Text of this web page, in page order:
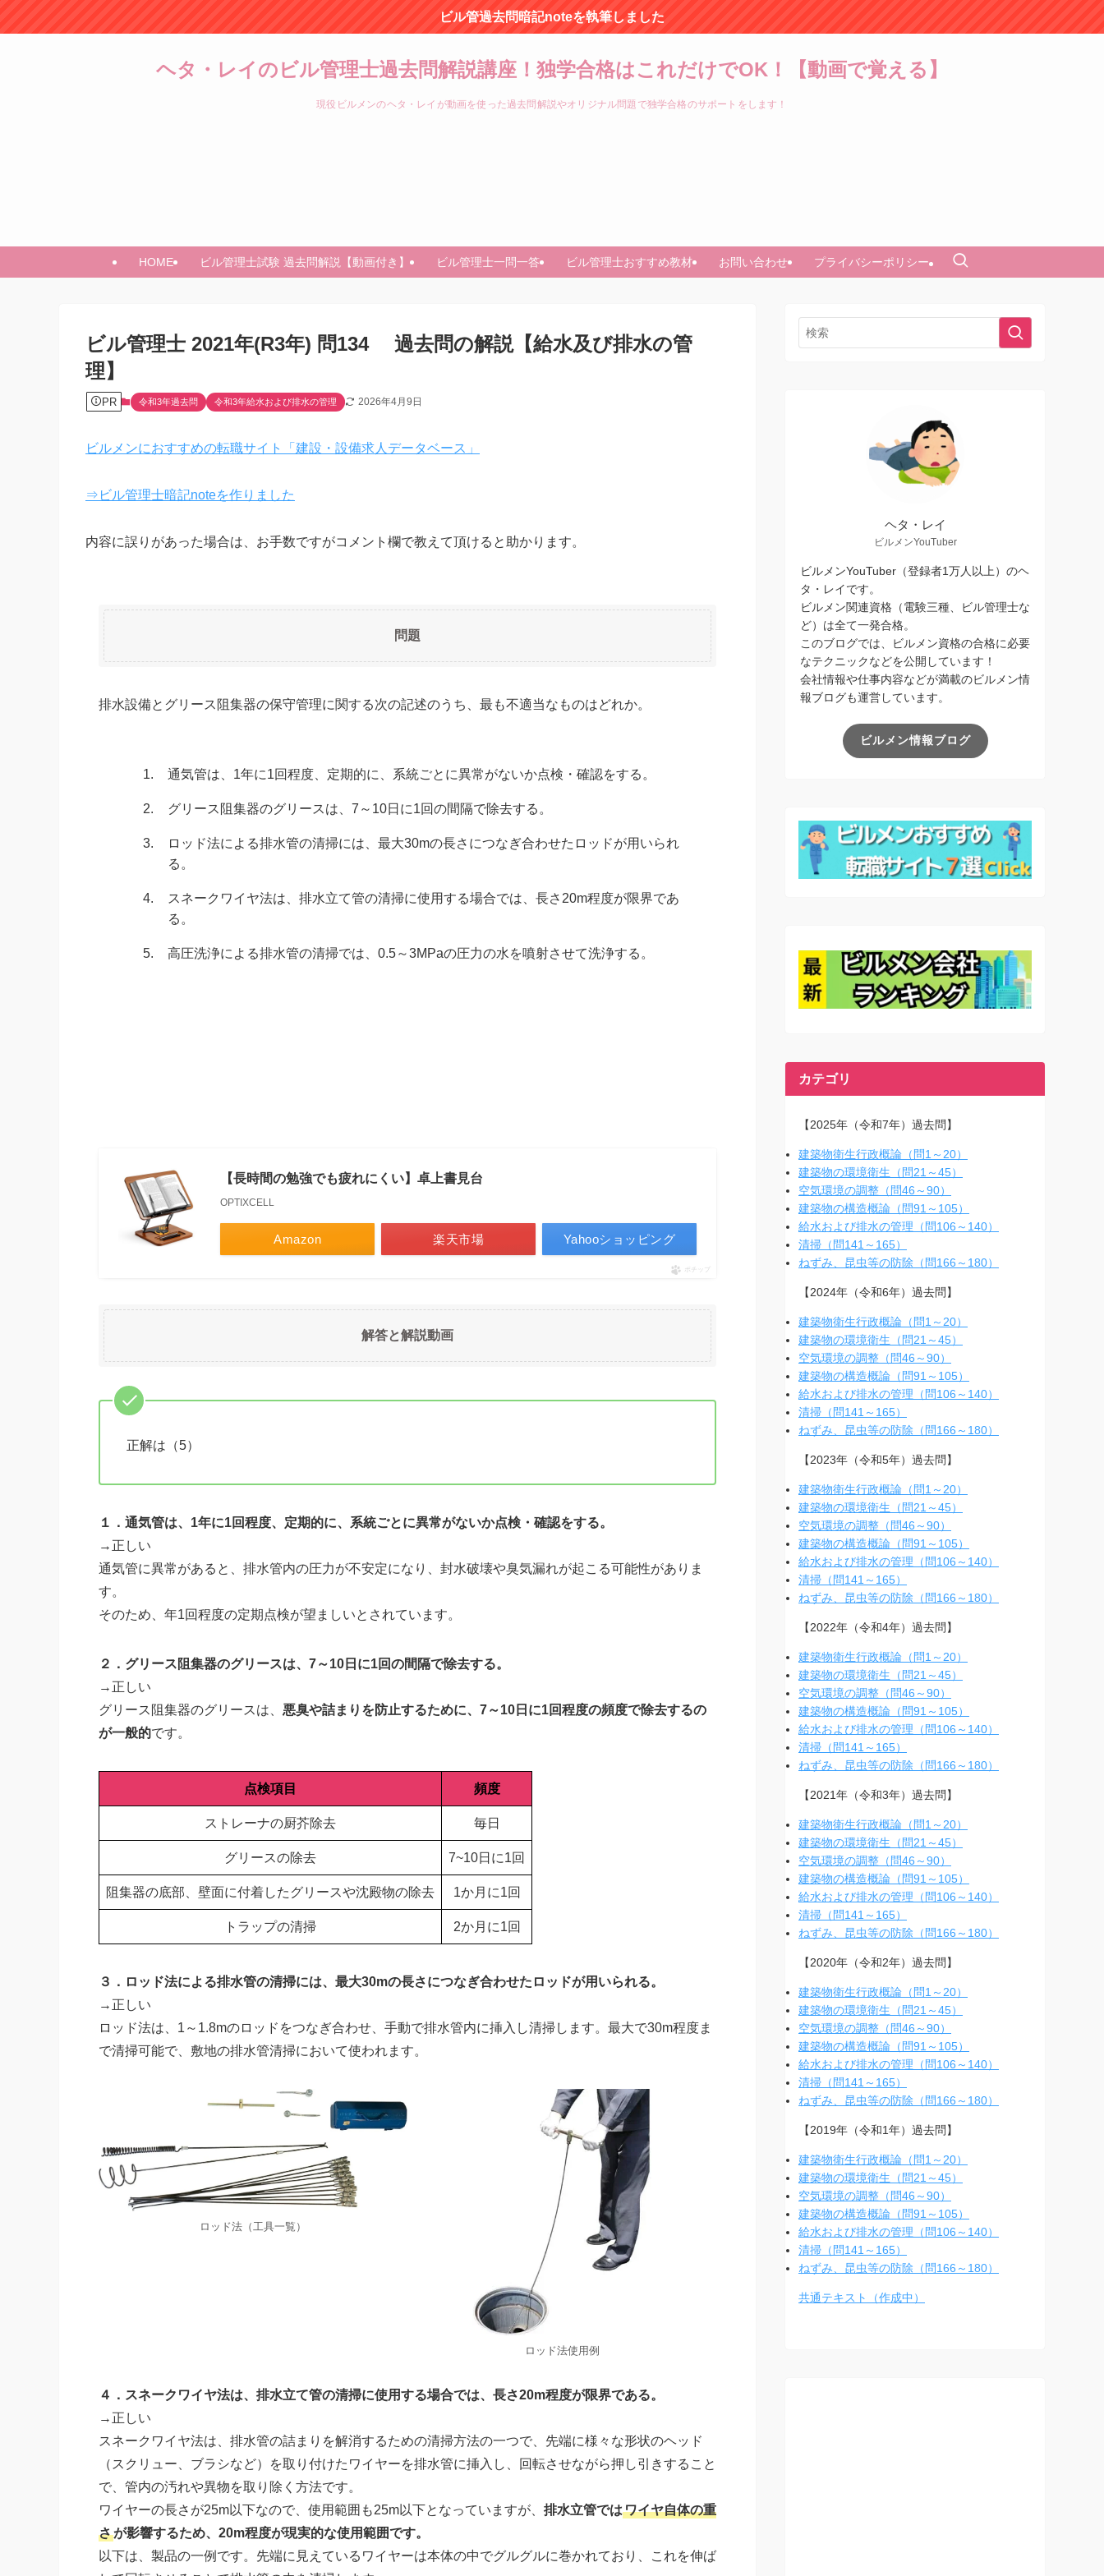
ビル管過去問暗記noteを執筆しました
ヘタ・レイのビル管理士過去問解説講座！独学合格はこれだけでOK！【動画で覚える】
現役ビルメンのヘタ・レイが動画を使った過去問解説やオリジナル問題で独学合格のサポートをします！
HOME ビル管理士試験 過去問解説【動画付き】 ビル管理士一問一答 ビル管理士おすすめ教材 お問い合わせ プライバシーポリシー
ビル管理士 2021年(R3年) 問134 過去問の解説【給水及び排水の管
理】
PR 令和3年過去問 令和3年給水および排水の管理 2026年4月9日
ビルメンにおすすめの転職サイト「建設・設備求人データベース」
⇒ビル管理士暗記noteを作りました
内容に誤りがあった場合は、お手数ですがコメント欄で教えて頂けると助かります。
問題
排水設備とグリース阻集器の保守管理に関する次の記述のうち、最も不適当なものはどれか。
1. 通気管は、1年に1回程度、定期的に、系統ごとに異常がないか点検・確認をする。
2. グリース阻集器のグリースは、7～10日に1回の間隔で除去する。
3.
ロッド法による排水管の清掃には、最大30mの長さにつなぎ合わせたロッドが用いられ
る。
4.
スネークワイヤ法は、排水立て管の清掃に使用する場合では、長さ20m程度が限界であ
る。
5. 高圧洗浄による排水管の清掃では、0.5～3MPaの圧力の水を噴射させて洗浄する。
【長時間の勉強でも疲れにくい】卓上書見台
OPTIXCELL
Amazon 楽天市場 Yahooショッピング
ポチップ
解答と解説動画
正解は（5）
１．通気管は、1年に1回程度、定期的に、系統ごとに異常がないか点検・確認をする。
→正しい
通気管に異常があると、排水管内の圧力が不安定になり、封水破壊や臭気漏れが起こる可能性がありま
す。
そのため、年1回程度の定期点検が望ましいとされています。
２．グリース阻集器のグリースは、7～10日に1回の間隔で除去する。
→正しい
グリース阻集器のグリースは、 悪臭や詰まりを防止するために、7～10日に1回程度の頻度で除去するの
が一般的です。
点検項目 頻度
ストレーナの厨芥除去 毎日
グリースの除去 7~10日に1回
阻集器の底部、壁面に付着したグリースや沈殿物の除去 1か月に1回
トラップの清掃 2か月に1回
３．ロッド法による排水管の清掃には、最大30mの長さにつなぎ合わせたロッドが用いられる。
→正しい
ロッド法は、1～1.8mのロッドをつなぎ合わせ、手動で排水管内に挿入し清掃します。最大で30m程度ま
で清掃可能で、敷地の排水管清掃において使われます。
ロッド法（工具一覧）
ロッド法使用例
４．スネークワイヤ法は、排水立て管の清掃に使用する場合では、長さ20m程度が限界である。
→正しい
スネークワイヤ法は、排水管の詰まりを解消するための清掃方法の一つで、先端に様々な形状のヘッド
（スクリュー、ブラシなど）を取り付けたワイヤーを排水管に挿入し、回転させながら押し引きすること
で、管内の汚れや異物を取り除く方法です。
ワイヤーの長さが25m以下なので、使用範囲も25m以下となっていますが、 排水立管ではワイヤ自体の重
さが影響するため、20m程度が現実的な使用範囲です。
以下は、製品の一例です。先端に見えているワイヤーは本体の中でグルグルに巻かれており、これを伸ば
ヘタ・レイ
ビルメンYouTuber
ビルメンYouTuber（登録者1万人以上）のヘ
タ・レイです。
ビルメン関連資格（電験三種、ビル管理士な
ど）は全て一発合格。
このブログでは、ビルメン資格の合格に必要
なテクニックなどを公開しています！
会社情報や仕事内容などが満載のビルメン情
報ブログも運営しています。
ビルメン情報ブログ
カテゴリ
【2025年（令和7年）過去問】
建築物衛生行政概論（問1～20）
建築物の環境衛生（問21～45）
空気環境の調整（問46～90）
建築物の構造概論（問91～105）
給水および排水の管理（問106～140）
清掃（問141～165）
ねずみ、昆虫等の防除（問166～180）
【2024年（令和6年）過去問】
建築物衛生行政概論（問1～20）
建築物の環境衛生（問21～45）
空気環境の調整（問46～90）
建築物の構造概論（問91～105）
給水および排水の管理（問106～140）
清掃（問141～165）
ねずみ、昆虫等の防除（問166～180）
【2023年（令和5年）過去問】
建築物衛生行政概論（問1～20）
建築物の環境衛生（問21～45）
空気環境の調整（問46～90）
建築物の構造概論（問91～105）
給水および排水の管理（問106～140）
清掃（問141～165）
ねずみ、昆虫等の防除（問166～180）
【2022年（令和4年）過去問】
建築物衛生行政概論（問1～20）
建築物の環境衛生（問21～45）
空気環境の調整（問46～90）
建築物の構造概論（問91～105）
給水および排水の管理（問106～140）
清掃（問141～165）
ねずみ、昆虫等の防除（問166～180）
【2021年（令和3年）過去問】
建築物衛生行政概論（問1～20）
建築物の環境衛生（問21～45）
空気環境の調整（問46～90）
建築物の構造概論（問91～105）
給水および排水の管理（問106～140）
清掃（問141～165）
ねずみ、昆虫等の防除（問166～180）
【2020年（令和2年）過去問】
建築物衛生行政概論（問1～20）
建築物の環境衛生（問21～45）
空気環境の調整（問46～90）
建築物の構造概論（問91～105）
給水および排水の管理（問106～140）
清掃（問141～165）
ねずみ、昆虫等の防除（問166～180）
【2019年（令和1年）過去問】
建築物衛生行政概論（問1～20）
建築物の環境衛生（問21～45）
空気環境の調整（問46～90）
建築物の構造概論（問91～105）
給水および排水の管理（問106～140）
清掃（問141～165）
ねずみ、昆虫等の防除（問166～180）
共通テキスト（作成中）